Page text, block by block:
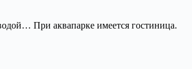
При аквапарке имеется гостиница.